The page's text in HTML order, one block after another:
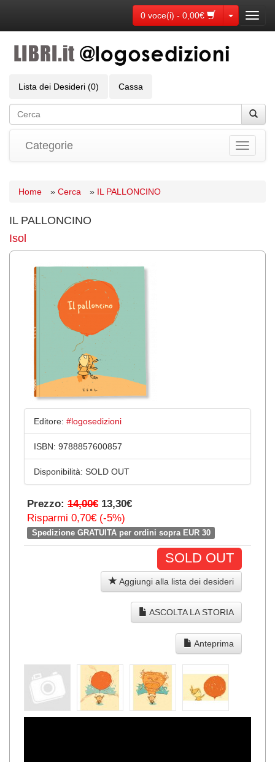
0 voce(i) - 0,00€ Toggle
Lista dei Desideri (0) Cassa
Toggle
Categorie
Home » Cerca » IL PALLONCINO
IL PALLONCINO
Isol
Editore: #logosedizioni
ISBN: 9788857600857
Disponibilità: SOLD OUT
Prezzo: 14,00€ 13,30€
Risparmi 0,70€ (-5%)
Spedizione GRATUITA per ordini sopra EUR 30
SOLD OUT
Aggiungi alla lista dei desideri
ASCOLTA LA STORIA
Anteprima